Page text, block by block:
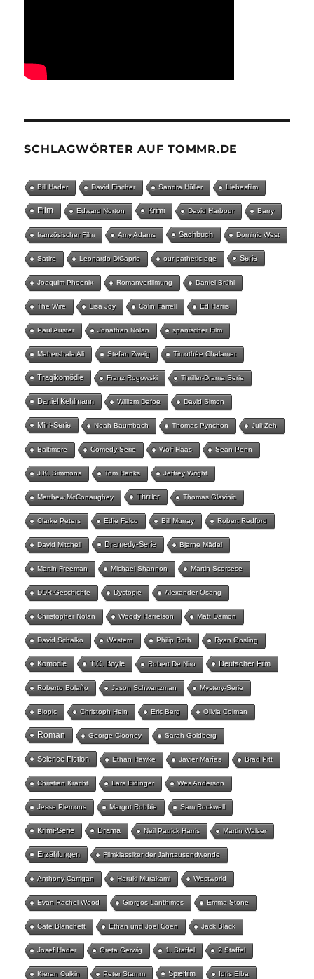
SCHLAGWÖRTER AUF TOMMR.DE
Bill Hader David Fincher Sandra Hüller Liebesfilm
Film Edward Norton Krimi David Harbour Barry
französischer Film Amy Adams Sachbuch Dominic West
Satire Leonardo DiCaprio our pathetic age Serie
Joaquim Phoenix Romanverfilmung Daniel Brühl
The Wire Lisa Joy Colin Farrell Ed Harris
Paul Auster Jonathan Nolan spanischer Film
Mahershala Ali Stefan Zweig Timothée Chalamet
Tragikomödie Franz Rogowski Thriller-Drama Serie
Daniel Kehlmann William Dafoe David Simon
Mini-Serie Noah Baumbach Thomas Pynchon Juli Zeh
Baltimore Comedy-Serie Wolf Haas Sean Penn
J.K. Simmons Tom Hanks Jeffrey Wright
Matthew McConaughey Thriller Thomas Glavinic
Clarke Peters Edie Falco Bill Murray Robert Redford
David Mitchell Dramedy-Serie Bjarne Mädel
Martin Freeman Michael Shannon Martin Scorsese
DDR-Geschichte Dystopie Alexander Osang
Christopher Nolan Woody Harrelson Matt Damon
David Schalko Western Philip Roth Ryan Gosling
Komödie T.C. Boyle Robert De Niro Deutscher Film
Roberto Bolaño Jason Schwartzman Mystery-Serie
Biopic Christoph Hein Eric Berg Olivia Colman
Roman George Clooney Sarah Goldberg
Science Fiction Ethan Hawke Javier Marías Brad Pitt
Christian Kracht Lars Eidinger Wes Anderson
Jesse Plemons Margot Robbie Sam Rockwell
Krimi-Serie Drama Neil Patrick Harris Martin Walser
Erzählungen Filmklassiker der Jahrtausendwende
Anthony Carrigan Haruki Murakami Westworld
Evan Rachel Wood Giorgos Lanthimos Emma Stone
Cate Blanchett Ethan und Joel Coen Jack Black
Josef Hader Greta Gerwig 1. Staffel 2.Staffel
Kieran Culkin Peter Stamm Spielfilm Idris Elba